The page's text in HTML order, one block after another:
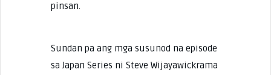
pinsan.
Sundan pa ang mga susunod na episode
sa Japan Series ni Steve Wijayawickrama